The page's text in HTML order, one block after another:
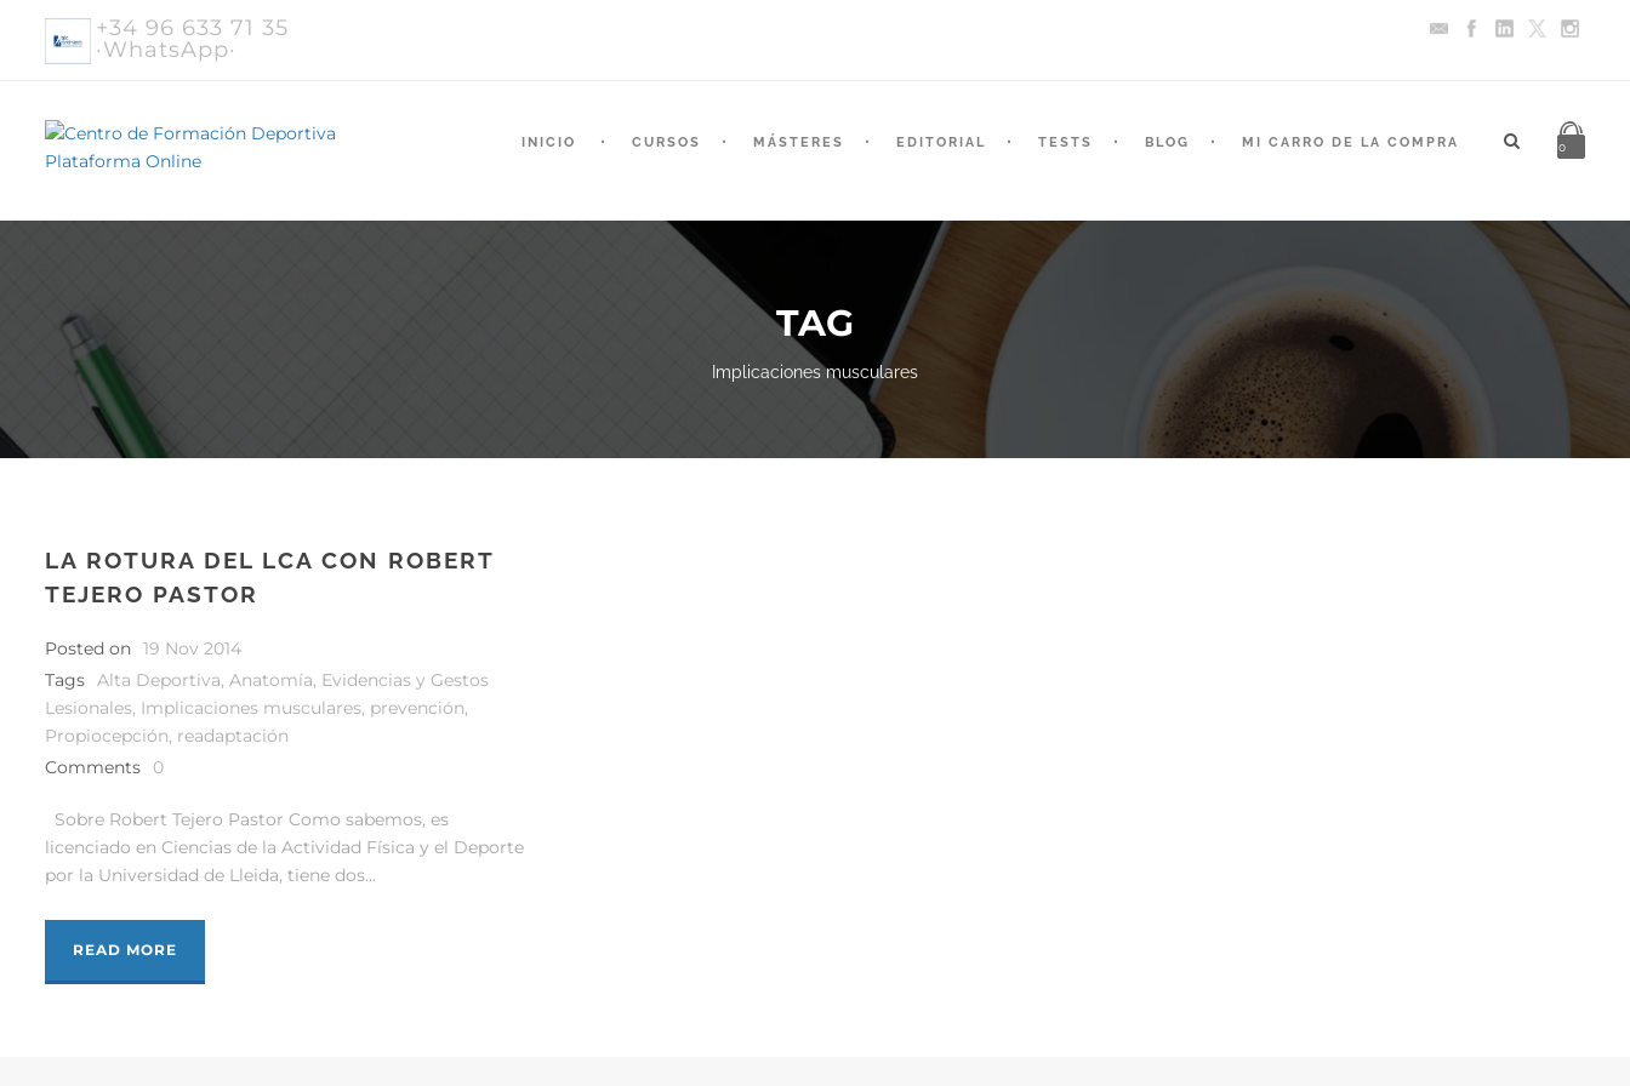
+34 96 633 71 35
·WhatsApp·
INICIO CURSOS MÁSTERES EDITORIAL TESTS BLOG MI CARRO DE LA COMPRA 0
TAG
Implicaciones musculares
LA ROTURA DEL LCA CON ROBERT
TEJERO PASTOR
Posted on 19 Nov 2014
Tags Alta Deportiva, Anatomía, Evidencias y Gestos
Lesionales, Implicaciones musculares, prevención,
Propiocepción, readaptación
Comments
0
Sobre Robert Tejero Pastor Como sabemos, es
licenciado en Ciencias de la Actividad Física y el Deporte
por la Universidad de Lleida, tiene dos...
READ MORE